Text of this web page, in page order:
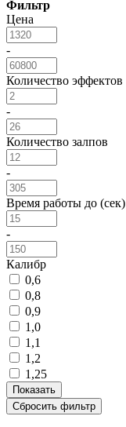
Фильтр
Цена
-
Количество эффектов
-
Количество залпов
-
Время работы до (сек)
-
Калибр
0,6
0,8
0,9
1,0
1,1
1,2
1,25